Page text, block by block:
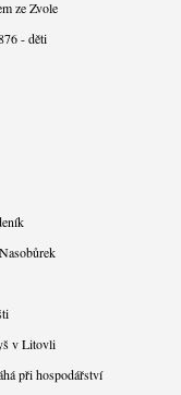
ze Zvole
- děti
v Litovli
při hospodářství